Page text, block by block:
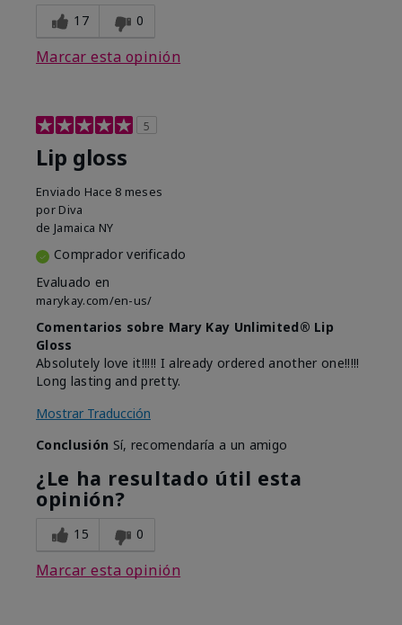
17 0
Marcar esta opinión
5
Lip gloss
Enviado Hace 8 meses
por Diva
de Jamaica NY
Comprador verificado
Evaluado en
marykay.com/en-us/
Comentarios sobre Mary Kay Unlimited® Lip
Gloss
Absolutely love it!!!!! I already ordered another one!!!!!
Long lasting and pretty.
Mostrar Traducción
Conclusión Sí, recomendaría a un amigo
¿Le ha resultado útil esta
opinión?
15 0
Marcar esta opinión